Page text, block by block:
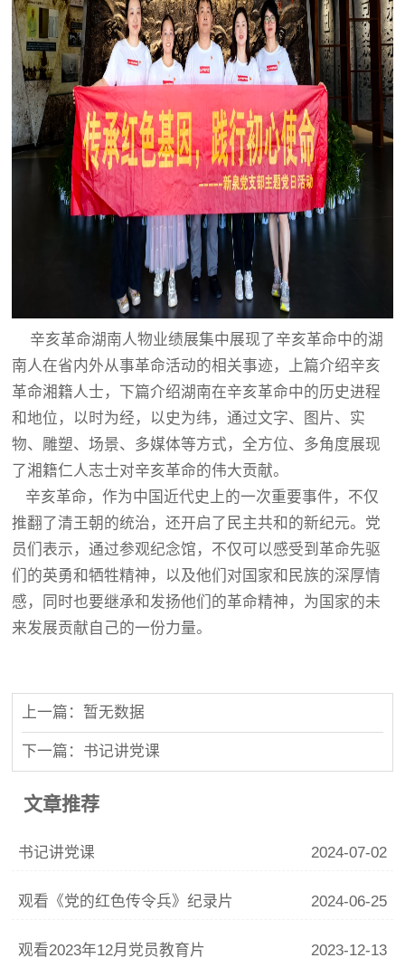
辛亥革命湖南人物业绩展集中展现了辛亥革命中的湖
南人在省内外从事革命活动的相关事迹，上篇介绍辛亥
革命湘籍人士，下篇介绍湖南在辛亥革命中的历史进程
和地位，以时为经，以史为纬，通过文字、图片、实
物、雕塑、场景、多媒体等方式，全方位、多角度展现
了湘籍仁人志士对辛亥革命的伟大贡献。
辛亥革命，作为中国近代史上的一次重要事件，不仅
推翻了清王朝的统治，还开启了民主共和的新纪元。党
员们表示，通过参观纪念馆，不仅可以感受到革命先驱
们的英勇和牺牲精神，以及他们对国家和民族的深厚情
感，同时也要继承和发扬他们的革命精神，为国家的未
来发展贡献自己的一份力量。
上一篇：暂无数据
下一篇：书记讲党课
文章推荐
书记讲党课 2024-07-02
观看《党的红色传令兵》纪录片 2024-06-25
观看2023年12月党员教育片 2023-12-13